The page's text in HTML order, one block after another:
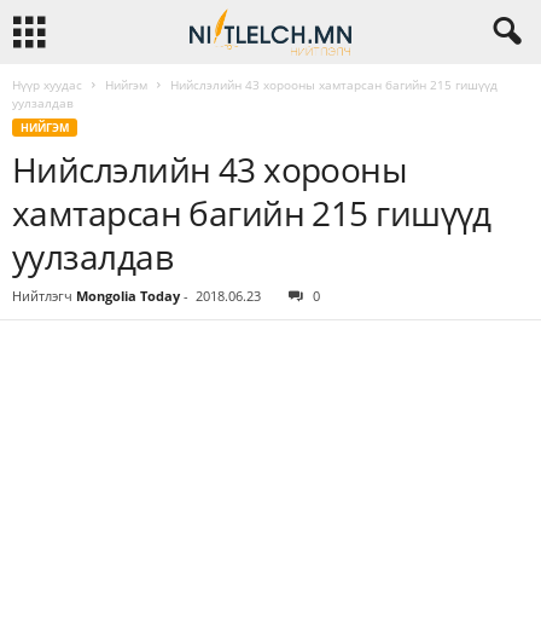
Нүүр хуудас Нийгэм
Нийслэлийн 43 хорооны хамтарсан багийн 215 гишүүд
уулзалдав
НИЙГЭМ
Нийслэлийн 43 хорооны
хамтарсан багийн 215 гишүүд
уулзалдав
Нийтлэгч Mongolia Today - 2018.06.23 0